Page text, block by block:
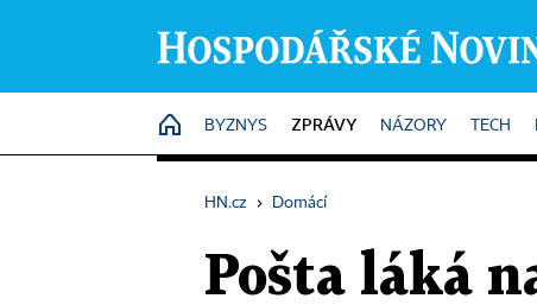
HOME
BYZNYS ZPRÁVY NÁZORY TECH
HN.cz › Domácí
Pošta láká